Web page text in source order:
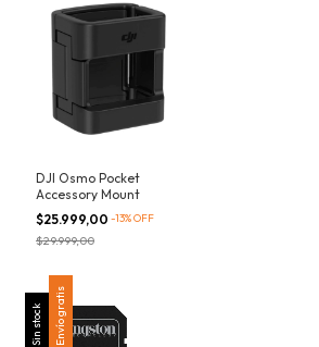
DJI Osmo Pocket
Accessory Mount
$25.999,00 -13%OFF
$29.999,00
Sin stock Envío gratis